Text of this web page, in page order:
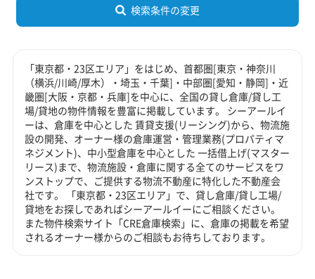
検索条件の変更
「東京都・23区エリア」をはじめ、首都圏[東京・神奈川
（横浜/川崎/厚木）・埼玉・千葉]・中部圏[愛知・静岡]・近
畿圏[大阪・京都・兵庫]を中心に、全国の貸し倉庫/貸し工
場/貸地の物件情報を豊富に掲載しています。 シーアールイ
ーは、倉庫を中心とした 賃貸支援(リーシング)から、物流施
設の開発、オーナー様の倉庫運営・管理業務(プロパティマ
ネジメント)、中小型倉庫を中心とした 一括借上げ(マスター
リース)まで、物流施設・倉庫に関する全てのサービスをワ
ンストップで、ご提供する物流不動産に特化した不動産会
社です。 「東京都・23区エリア」で、貸し倉庫/貸し工場/
貸地をお探しであればシーアールイーにご相談ください。
また物件検索サイト「CRE倉庫検索」に、倉庫の掲載を希望
されるオーナー様からのご相談もお待ちしております。